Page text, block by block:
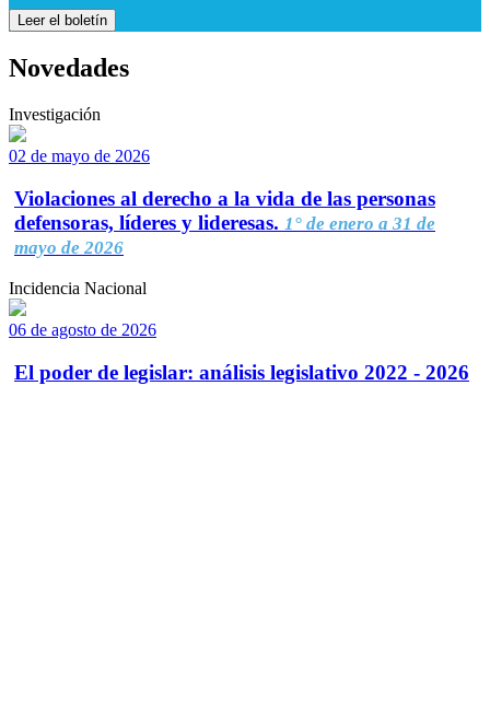
Leer el boletín
Novedades
Investigación
02 de mayo de 2026
Violaciones al derecho a la vida de las personas
defensoras, líderes y lideresas. 1° de enero a 31 de
mayo de 2026
Incidencia Nacional
06 de agosto de 2026
El poder de legislar: análisis legislativo 2022 - 2026